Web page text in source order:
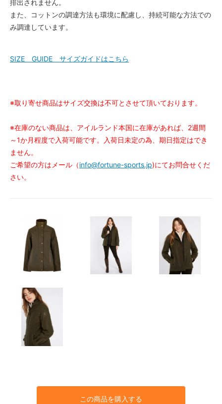
排出されません。
また、コットンの調達方法も環境に配慮し、持続可能な方法での
み調達しています。
SIZE GUIDE サイズガイドはこちら
※取り寄せ商品はサイズ交換は不可とさせて頂いております。
※在庫のない商品は、アイルランド本国に在庫があれば、2週間
～1か月程度で入荷可能です。入荷日未定の為、期日指定はでき
ません。
ご希望の方はメール（info@fortune-sports.jp)にてお問合せくだ
さい。
この商品を購入する